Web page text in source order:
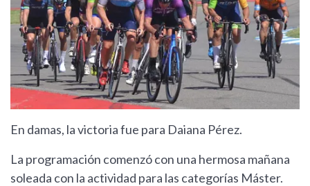
En damas, la victoria fue para Daiana Pérez.
La programación comenzó con una hermosa mañana
soleada con la actividad para las categorías Máster.